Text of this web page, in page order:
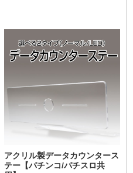
アクリル製データカウンタース
テー【パチンコ/パチスロ共